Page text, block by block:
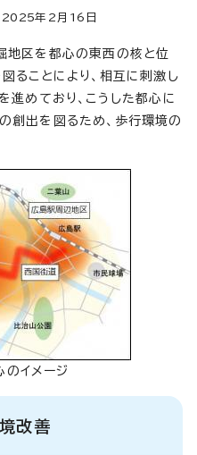
2025年2月 16 日
地区を都心の東西の核と位
ることにより、相互に刺激し
進めており、こうした都心に
創出を図るため、歩行環境の
イメージ
改善